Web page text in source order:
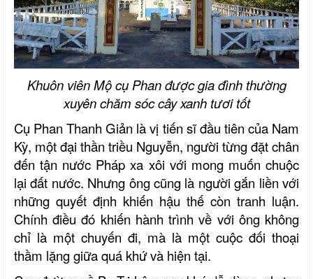
Khuôn viên Mộ cụ Phan được gia đình thường
xuyên chăm sóc cây xanh tươi tốt
Cụ Phan Thanh Giản là vị tiến sĩ đầu tiên của Nam
Kỳ, một đại thần triều Nguyễn, người từng đặt chân
đến tận nước Pháp xa xôi với mong muốn chuộc
lại đất nước. Nhưng ông cũng là người gắn liền với
những quyết định khiến hậu thế còn tranh luận.
Chính điều đó khiến hành trình về với ông không
chỉ là một chuyến đi, mà là một cuộc đối thoại
thầm lặng giữa quá khứ và hiện tại.